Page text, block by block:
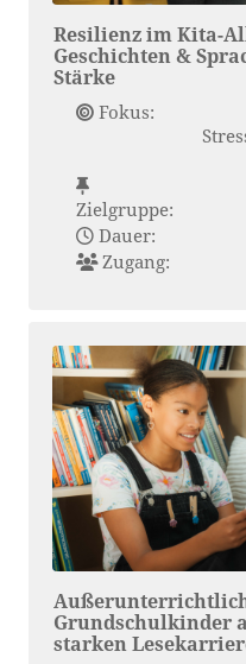
Resilienz im Kita-
Geschichten &
Stärke
Fokus:
Zielgruppe:
Dauer:
Zugang:
Grundschulkinder
starken